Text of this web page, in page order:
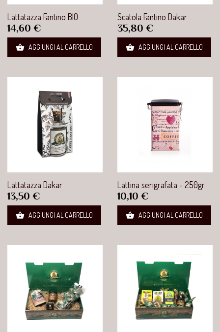
Lattatazza Fantino BIO
Prezzo
14,60 €
 AGGIUNGI AL CARRELLO
Scatola Fantino Dakar
Prezzo
35,80 €
 AGGIUNGI AL CARRELLO
Lattatazza Dakar
Prezzo
13,50 €
 AGGIUNGI AL CARRELLO
Lattina serigrafata - 250gr
Prezzo
10,10 €
 AGGIUNGI AL CARRELLO